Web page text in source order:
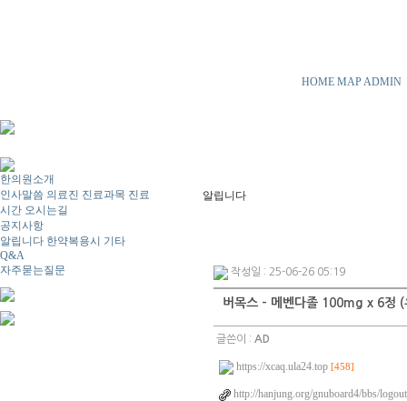
HOME MAPADMIN
한의원소개
인사말씀 의료진 진료과목 진료
시간 오시는길
공지사항
알립니다 한약복용시
기타
Q&A
자주묻는질문
알립니다
작성일 : 25-06-26 05:19
버목스 - 메벤다졸 100mg x 6정 (
글쓴이 : AD
https://xcaq.ula24.top [458]
http://hanjung.org/gnuboard4/bbs/